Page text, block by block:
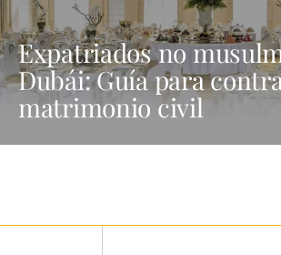
Expatriados no
Dubái: Guía para
matrimonio civil